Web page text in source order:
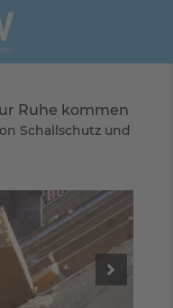
Ruhe kommen
Schallschutz und